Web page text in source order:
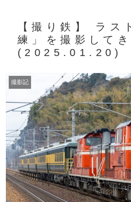
【撮り鉄】 ラス
練」を撮影してき
(2025.01.20)
撮影記